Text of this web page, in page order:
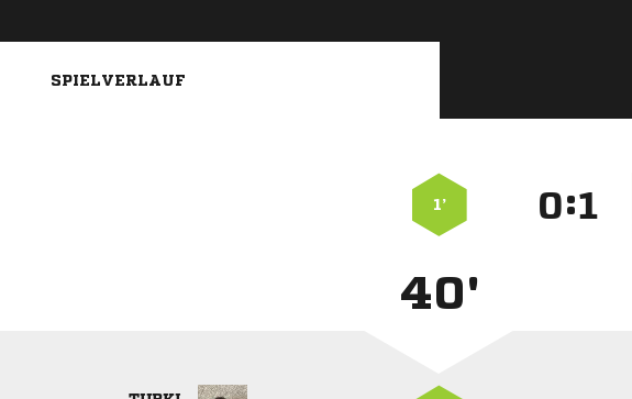
SPIELVERLAUF
1’ :
40'